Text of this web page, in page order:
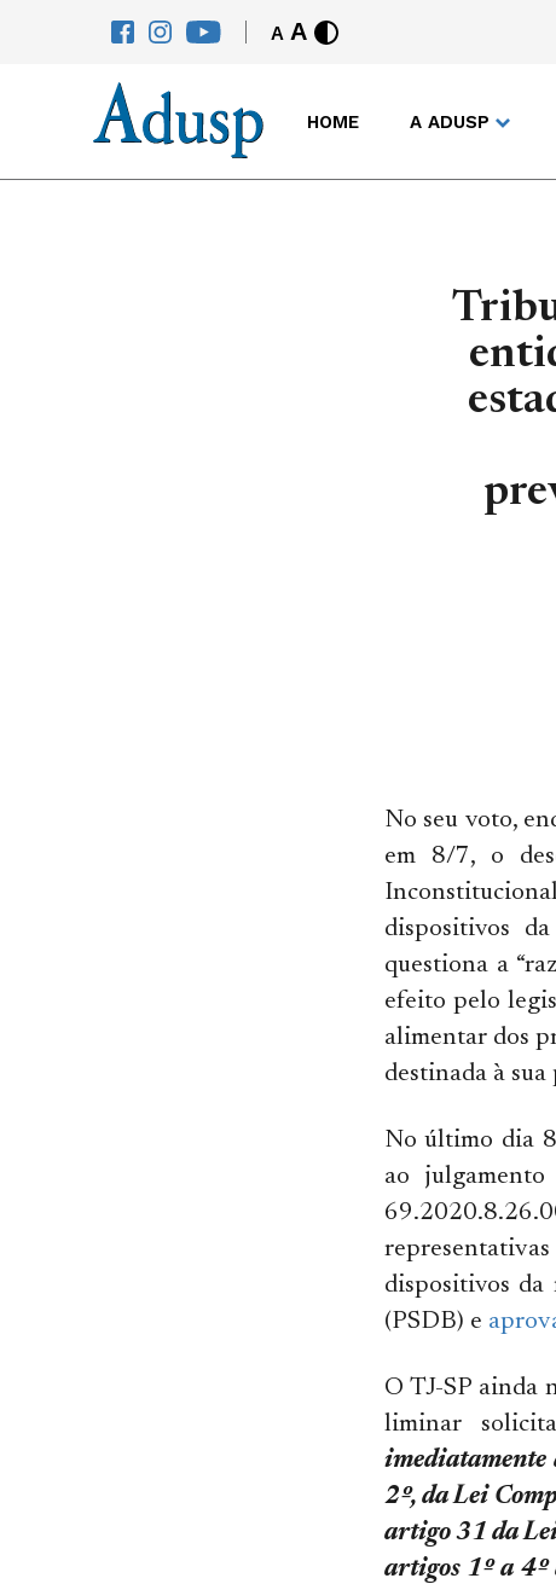
A A
HOME A ADUSP
No seu voto,
em 8/7, o
dispositivos
questiona a
efeito pelo
alimentar dos
destinada à
No último dia
ao
dispositivos
(PSDB) e
O TJ-SP ainda
liminar
imediatamente
2º, da Lei
artigo 31 da
artigos 1º a 4º